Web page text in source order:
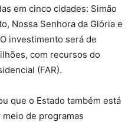
em cinco cidades: Simão
Nossa Senhora da Glória e
investimento será de
com recursos do
(FAR).
que o Estado também está
de programas